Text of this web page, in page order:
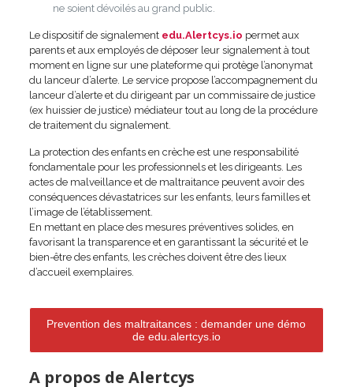
ne soient dévoilés au grand public.
Le dispositif de signalement edu.Alertcys.io permet aux
parents et aux employés de déposer leur signalement à tout
moment en ligne sur une plateforme qui protège l’anonymat
du lanceur d’alerte. Le service propose l’accompagnement du
lanceur d’alerte et du dirigeant par un commissaire de justice
(ex huissier de justice) médiateur tout au long de la procédure
de traitement du signalement.
La protection des enfants en crèche est une responsabilité
fondamentale pour les professionnels et les dirigeants. Les
actes de malveillance et de maltraitance peuvent avoir des
conséquences dévastatrices sur les enfants, leurs familles et
l’image de l’établissement.
En mettant en place des mesures préventives solides, en
favorisant la transparence et en garantissant la sécurité et le
bien-être des enfants, les crèches doivent être des lieux
d’accueil exemplaires.
Prevention des maltraitances : demander une démo
de edu.alertcys.io
A propos de Alertcys